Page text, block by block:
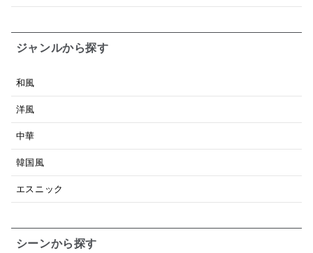
ジャンルから探す
和風
洋風
中華
韓国風
エスニック
シーンから探す